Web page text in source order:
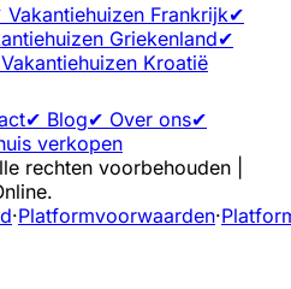
Vakantiehuizen Frankrijk✔
Griekenland✔
Kroatië
✔ Blog✔ Over ons✔
verkopen
rechten voorbehouden |
·Platformvoorwaarden·